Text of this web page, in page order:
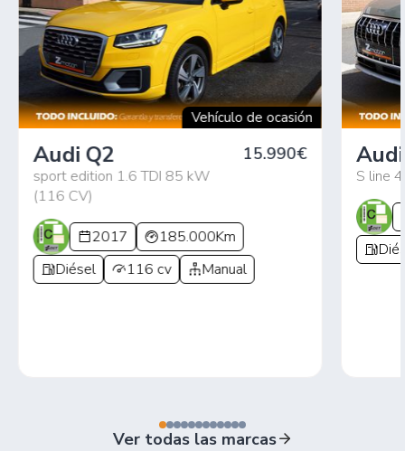
Vehículo de ocasión
Audi Q2
sport edition 1.6 TDI 85 kW
(116 CV)
15.990€
2017
185.000Km
Diésel
116 cv Manual
S line
Ver todas las marcas